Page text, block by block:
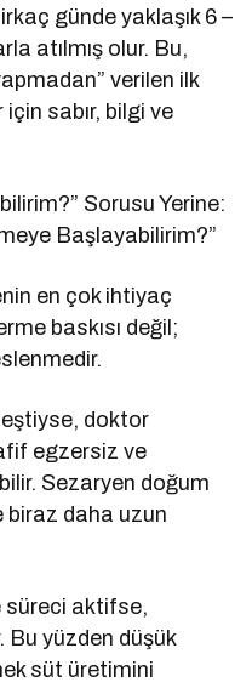
günde yaklaşık 6 –
atılmış olur. Bu,
verilen ilk
sabır, bilgi ve
Sorusu Yerine:
Başlayabilirim?”
en çok ihtiyaç
baskısı değil;
doktor
egzersiz ve
Sezaryen doğum
biraz daha uzun
süreci aktifse,
Bu yüzden düşük
süt üretimini